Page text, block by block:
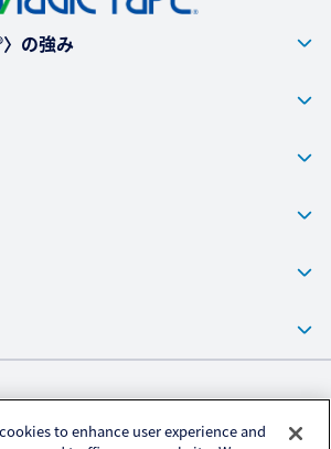
〉の強み
to enhance user experience and